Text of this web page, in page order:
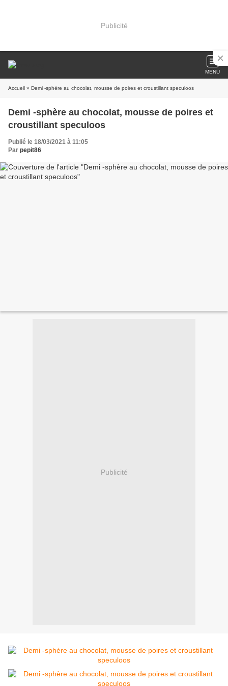
Publicité
MENU
Accueil » Demi -sphère au chocolat, mousse de poires et croustillant speculoos
Demi -sphère au chocolat, mousse de poires et
croustillant speculoos
Publié le 18/03/2021 à 11:05
Par pepit86
Publicité